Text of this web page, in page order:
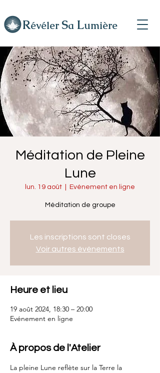
Révéler Sa Lumière
Méditation de Pleine
Lune
lun. 19 août Evénement en ligne
Méditation de groupe
Les inscriptions sont closes
Voir autres événements
Heure et lieu
19 août 2024, 18:30 – 20:00
Evénement en ligne
À propos de l'Atelier
La pleine Lune reflète sur la Terre la